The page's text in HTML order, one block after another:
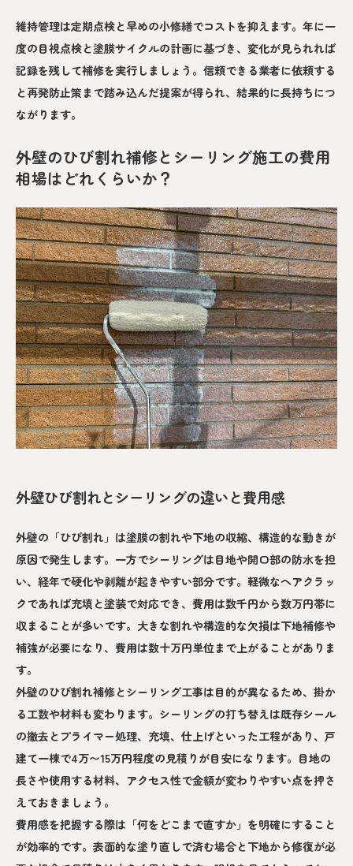
維持管理は定期点検と早めの小修繕でコストを抑えます。年に一
度の目視点検と塗膜サイクルの計画に基づき、変化が見られれば
記録を残して補修を実行しましょう。信頼できる業者に依頼する
と再発防止策まで踏み込んだ提案が得られ、結果的に長持ちにつ
ながります。
外壁のひび割れ補修とシーリング施工の費用
相場はどれくらいか？
外壁ひび割れとシーリングの違いと費用感
外壁の「ひび割れ」は塗膜の割れや下地の収縮、構造的な動きが
原因で発生します。一方でシーリングは目地や開口部の防水を担
い、経年で硬化や剥離が起きやすい部分です。軽微なヘアクラッ
クであれば充填と塗装で対応でき、費用は数千円から数万円帯に
収まることが多いです。大きな割れや構造的な欠損は下地補修や
補強が必要になり、費用は数十万円単位まで上がることがありま
す。
外壁のひび割れ補修とシーリング工事は目的が異なるため、掛か
る工数や材料も変わります。シーリングの打ち替えは既存シール
の撤去とプライマー処理、充填、仕上げといった工程があり、戸
建て一棟で4万〜15万円程度の見積りが目安になります。目地の
長さや使用する材料、アクセス性で金額が変わりやすい点を押さ
えておきましょう。
費用感を把握する際は「何をどこまで直すか」を明確にすること
が効率的です。表面的な塗り直しで済む場合と下地から修復が必